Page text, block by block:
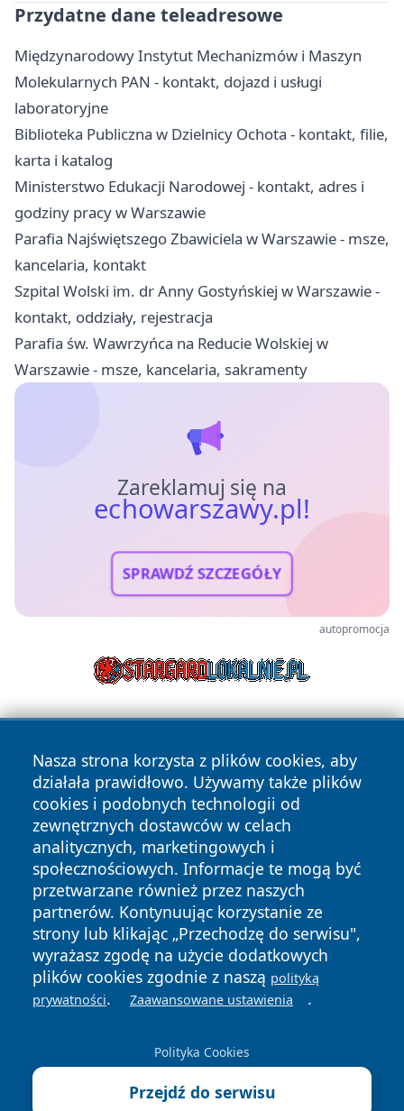
Przydatne dane teleadresowe
Międzynarodowy Instytut Mechanizmów i Maszyn
Molekularnych PAN - kontakt, dojazd i usługi
laboratoryjne
Biblioteka Publiczna w Dzielnicy Ochota - kontakt, filie,
karta i katalog
Ministerstwo Edukacji Narodowej - kontakt, adres i
godziny pracy w Warszawie
Parafia Najświętszego Zbawiciela w Warszawie - msze,
kancelaria, kontakt
Szpital Wolski im. dr Anny Gostyńskiej w Warszawie -
kontakt, oddziały, rejestracja
Parafia św. Wawrzyńca na Reducie Wolskiej w
Warszawie - msze, kancelaria, sakramenty
Zareklamuj się na
echowarszawy.pl!
SPRAWDŹ SZCZEGÓŁY
autopromocja
Nasza strona korzysta z plików cookies, aby
działała prawidłowo. Używamy także plików
cookies i podobnych technologii od
zewnętrznych dostawców w celach
analitycznych, marketingowych i
społecznościowych. Informacje te mogą być
przetwarzane również przez naszych
partnerów. Kontynuując korzystanie ze
strony lub klikając „Przechodzę do serwisu",
wyrażasz zgodę na użycie dodatkowych
plików cookies zgodnie z naszą polityką
prywatności. Zaawansowane ustawienia .
Polityka Cookies
Przejdź do serwisu
Copyright © 2026 echowarszawy.pl Wszystkie prawa
zastrzeżone.
News Autorzy
Polityka
Prywatności
Polityka
Cookies